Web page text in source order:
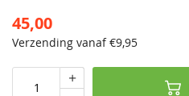
45,00
Verzending vanaf €9,95